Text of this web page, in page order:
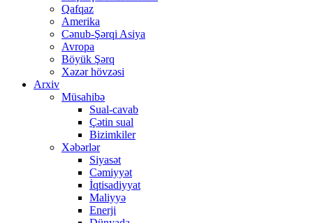
Qafqaz
Amerika
Cənub-Şərqi Asiya
Avropa
Böyük Şərq
Xəzər hövzəsi
Arxiv
Müsahibə
Sual-cavab
Çətin sual
Bizimkiler
Xəbərlər
Siyasət
Cəmiyyət
İqtisadiyyat
Maliyyə
Enerji